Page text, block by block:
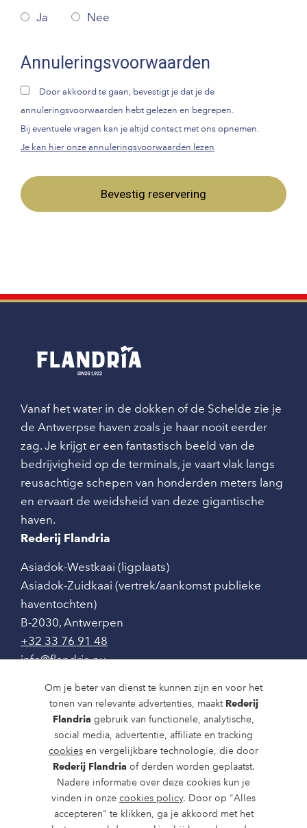
Om je beter van dienst te kunnen zijn en voor het
tonen van relevante advertenties, maakt Rederij
Flandria gebruik van functionele, analytische,
social media, advertentie, affiliate en tracking
cookies en vergelijkbare technologie, die door
Rederij Flandria of derden worden geplaatst.
Nadere informatie over deze cookies kun je
vinden in onze cookies policy. Door op "Alles
accepteren" te klikken, ga je akkoord met het
Ja
Nee
Annuleringsvoorwaarden
Door akkoord te gaan, bevestigt je dat je de
annuleringsvoorwaarden hebt gelezen en begrepen.
Bij eventuele vragen kan je altijd contact met ons opnemen.
Je kan hier onze annuleringsvoorwaarden lezen
Bevestig reservering
Vanaf het water in de dokken of de Schelde zie je
de Antwerpse haven zoals je haar nooit eerder
zag. Je krijgt er een fantastisch beeld van de
bedrijvigheid op de terminals, je vaart vlak langs
reusachtige schepen van honderden meters lang
en ervaart de weidsheid van deze gigantische
haven.
Rederij Flandria
Asiadok-Westkaai (ligplaats)
Asiadok-Zuidkaai (vertrek/aankomst publieke
haventochten)
B-2030, Antwerpen
+32 33 76 91 48
info@flandria.nu
Contact
Vaaragenda
Rondvaarten en dagtochten
Nieuws
Over ons
Route en bereikbaarheid